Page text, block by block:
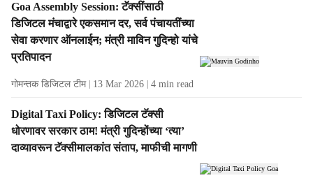
T
a
g
R
s
l
t
s
Goa Assembly Session: टॅक्सींसाठी
डिजिटल मंचाद्वारे एकसमान दर, सर्व पंचायतींच्या
सेवा करणार ऑनलाईन; मंत्री माविन गुदिन्हो यांचे
प्रतिपादन
गोमन्तक डिजिटल टीम 13 Mar 2026 4 min read
Digital Taxi Policy: डिजिटल टॅक्‍सी
धोरणावर सरकार ठाम! मंत्री गुदिन्‍होंच्‍या ‘त्‍या’
दाव्‍यावरून टॅक्‍सीमालकांत संताप, माफीची मागणी